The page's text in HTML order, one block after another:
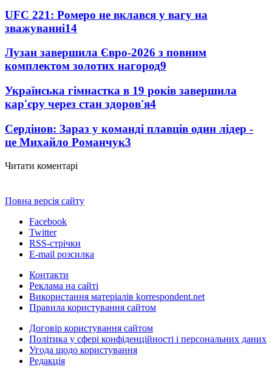
UFC 221: Ромеро не вклався у вагу на
зважуванні14
Лузан завершила Євро-2026 з повним
комплектом золотих нагород9
Українська гімнастка в 19 років завершила
кар'єру через стан здоров'я4
Сердінов: Зараз у команді плавців один лідер -
це Михайло Романчук3
Читати коментарі
Повна версія сайту
Facebook
Twitter
RSS-стрічки
E-mail розсилка
Контакти
Реклама на сайті
Використання матеріалів korrespondent.net
Правила користування сайтом
Договір користування сайтом
Політика у сфері конфіденційності і персональних даних
Угода щодо користування
Редакція